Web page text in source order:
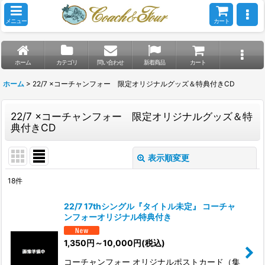
メニュー カート
ホーム カテゴリ 問い合わせ 新着商品 カート
ホーム > 22/7 ×コーチャンフォー 限定オリジナルグッズ＆特典付きCD
22/7 ×コーチャンフォー 限定オリジナルグッズ＆特
典付きCD
表示順変更
18件
22/7 17thシングル『タイトル未定』 コーチャ
ンフォーオリジナル特典付き
1,350円 ～10,000円(税込)
コーチャンフォー オリジナルポストカード（集